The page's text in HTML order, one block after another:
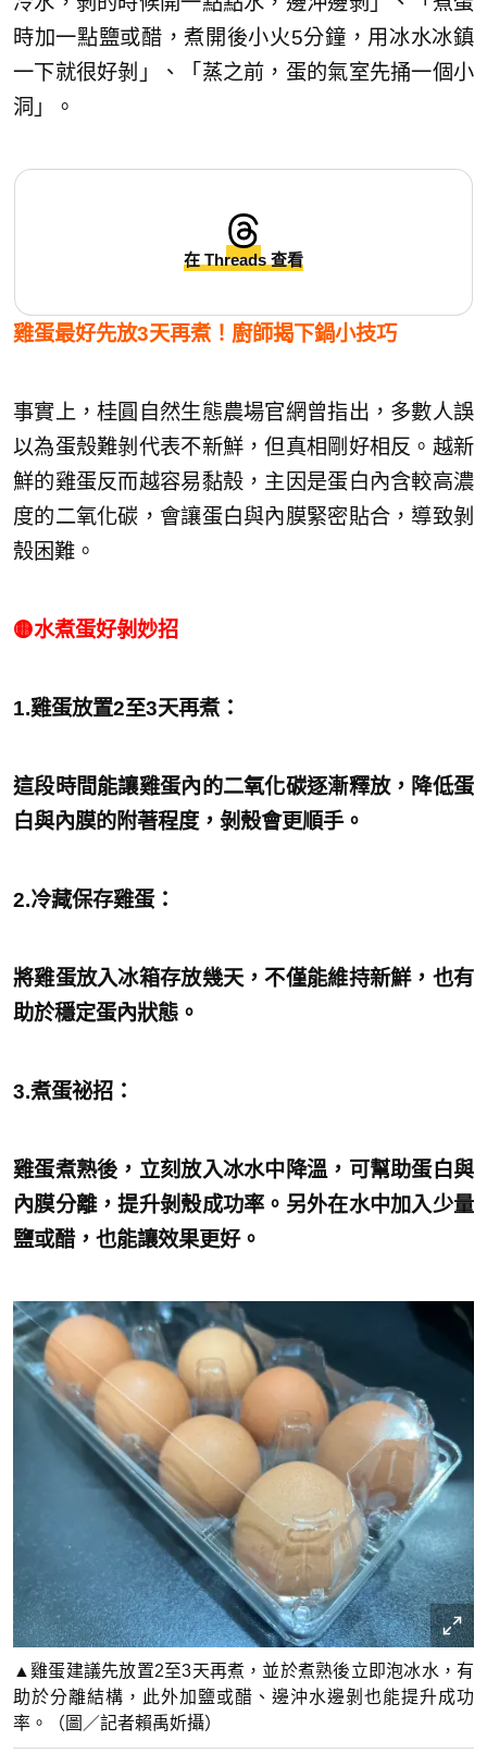
時加一點鹽或醋，煮開後小火5分鐘，用冰水冰鎮
一下就很好剝」、「蒸之前，蛋的氣室先捅一個小
洞」。
在 Threads 查看
雞蛋最好先放3天再煮！廚師揭下鍋小技巧
事實上，桂圓自然生態農場官網曾指出，多數人誤
以為蛋殼難剝代表不新鮮，但真相剛好相反。越新
鮮的雞蛋反而越容易黏殼，主因是蛋白內含較高濃
度的二氧化碳，會讓蛋白與內膜緊密貼合，導致剝
殼困難。
🟡水煮蛋好剝妙招
1.雞蛋放置2至3天再煮：
這段時間能讓雞蛋內的二氧化碳逐漸釋放，降低蛋
白與內膜的附著程度，剝殼會更順手。
2.冷藏保存雞蛋：
將雞蛋放入冰箱存放幾天，不僅能維持新鮮，也有
助於穩定蛋內狀態。
3.煮蛋祕招：
雞蛋煮熟後，立刻放入冰水中降溫，可幫助蛋白與
內膜分離，提升剝殼成功率。另外在水中加入少量
鹽或醋，也能讓效果更好。
▲雞蛋建議先放置2至3天再煮，並於煮熟後立即泡冰水，有
助於分離結構，此外加鹽或醋、邊沖水邊剝也能提升成功
率。（圖／記者賴禹妡攝）